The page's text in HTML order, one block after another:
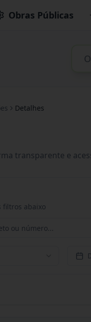
Obras Públicas
Detalhes
transparente e
filtros abaixo